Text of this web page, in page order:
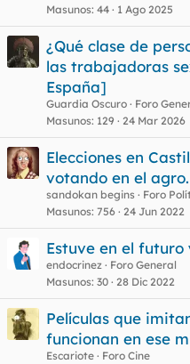
Masunos 44 1 Ago 2025
¿Qué clase de
las trabajadoras
España]
Guardia Oscuro
Foro
Masunos 129 24 Mar 2026
Elecciones en
votando en el agro.
sandokan begins
Foro
Masunos 756 24 Jun 2022
Estuve en el futuro
endocrinez
Foro General
Masunos 30 28 Dic 2022
Películas que
funcionan en ese
Escariote
Foro Cine